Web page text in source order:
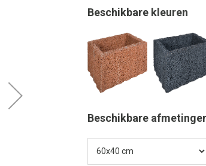
Beschikbare kleuren
Beschikbare